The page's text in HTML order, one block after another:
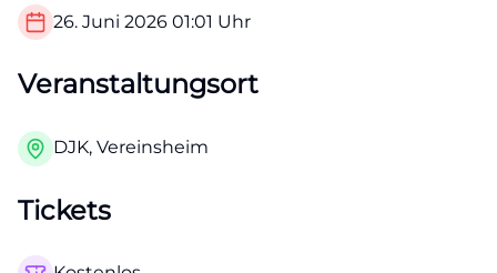
26. Juni 2026 01:01 Uhr
Veranstaltungsort
DJK, Vereinsheim
Tickets